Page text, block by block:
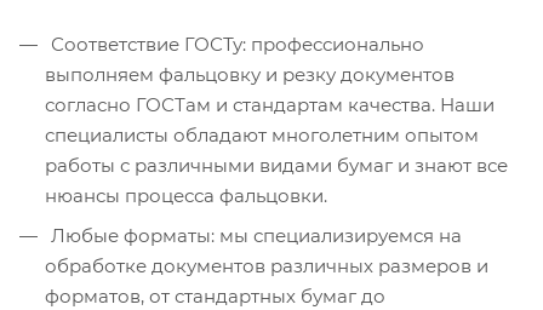
Соответствие ГОСТу: профессионально
выполняем фальцовку и резку документов
согласно ГОСТам и стандартам качества. Наши
специалисты обладают многолетним опытом
работы с различными видами бумаг и знают все
нюансы процесса фальцовки.
Любые форматы: мы специализируемся на
обработке документов различных размеров и
форматов, от стандартных бумаг до